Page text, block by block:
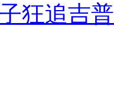
狂追吉